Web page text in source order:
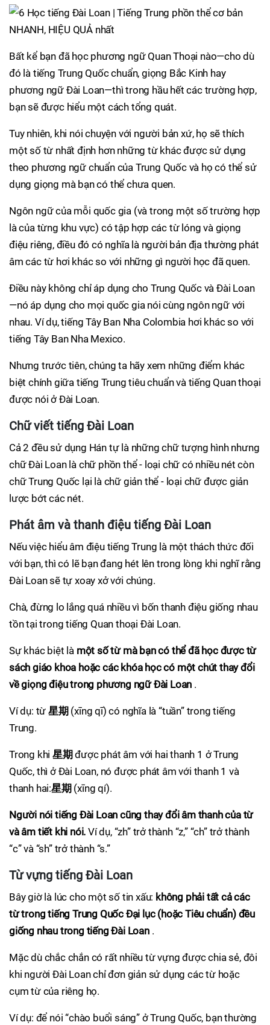
Bất kể bạn đã học phương ngữ Quan Thoại nào—cho dù
đó là tiếng Trung Quốc chuẩn, giọng Bắc Kinh hay
phương ngữ Đài Loan—thì trong hầu hết các trường hợp,
bạn sẽ được hiểu một cách tổng quát.
Tuy nhiên, khi nói chuyện với người bản xứ, họ sẽ thích
một số từ nhất định hơn những từ khác được sử dụng
theo phương ngữ chuẩn của Trung Quốc và họ có thể sử
dụng giọng mà bạn có thể chưa quen.
Ngôn ngữ của mỗi quốc gia (và trong một số trường hợp
là của từng khu vực) có tập hợp các từ lóng và giọng
điệu riêng, điều đó có nghĩa là người bản địa thường phát
âm các từ hơi khác so với những gì người học đã quen.
Điều này không chỉ áp dụng cho Trung Quốc và Đài Loan
—nó áp dụng cho mọi quốc gia nói cùng ngôn ngữ với
nhau. Ví dụ, tiếng Tây Ban Nha Colombia hơi khác so với
tiếng Tây Ban Nha Mexico.
Nhưng trước tiên, chúng ta hãy xem những điểm khác
biệt chính giữa tiếng Trung tiêu chuẩn và tiếng Quan thoại
được nói ở Đài Loan.
Chữ viết tiếng Đài Loan
Cả 2 đều sử dụng Hán tự là những chữ tượng hình nhưng
chữ Đài Loan là chữ phồn thể - loại chữ có nhiều nét còn
chữ Trung Quốc lại là chữ giản thể - loại chữ được giản
lược bớt các nét.
Phát âm và thanh điệu tiếng Đài Loan
Nếu việc hiểu âm điệu tiếng Trung là một thách thức đối
với bạn, thì có lẽ bạn đang hét lên trong lòng khi nghĩ rằng
Đài Loan sẽ tự xoay xở với chúng.
Chà, đừng lo lắng quá nhiều vì bốn thanh điệu giống nhau
tồn tại trong tiếng Quan thoại Đài Loan.
Sự khác biệt là một số từ mà bạn có thể đã học được từ
sách giáo khoa hoặc các khóa học có một chút thay đổi
về giọng điệu trong phương ngữ Đài Loan .
Ví dụ: từ 星期 (xīng qī) có nghĩa là “tuần” trong tiếng
Trung.
Trong khi 星期được phát âm với hai thanh 1 ở Trung
Quốc, thì ở Đài Loan, nó được phát âm với thanh 1 và
thanh hai:星期 (xīng qí).
Người nói tiếng Đài Loan cũng thay đổi âm thanh của từ
và âm tiết khi nói.Ví dụ, “zh” trở thành “z,” “ch” trở thành
“c” và “sh” trở thành “s.”
Từ vựng tiếng Đài Loan
Bây giờ là lúc cho một số tin xấu: không phải tất cả các
từ trong tiếng Trung Quốc Đại lục (hoặc Tiêu chuẩn) đều
giống nhau trong tiếng Đài Loan.
Mặc dù chắc chắn có rất nhiều từ vựng được chia sẻ, đôi
khi người Đài Loan chỉ đơn giản sử dụng các từ hoặc
cụm từ của riêng họ.
Ví dụ: để nói “chào buổi sáng” ở Trung Quốc, bạn thường